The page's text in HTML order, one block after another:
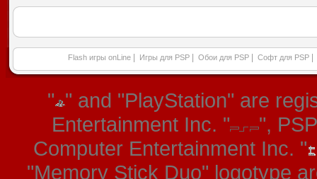
Flash игры onLine Игры для PSP Обои для PSP Софт для PSP
" " and "PlayStation" are
Entertainment Inc. "
",
Computer Entertainment Inc. "
"Memory Stick Duo" logotype